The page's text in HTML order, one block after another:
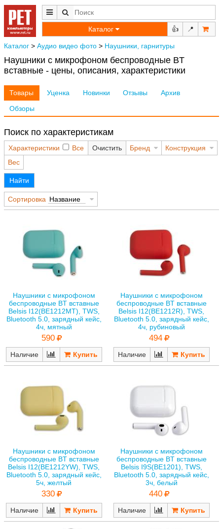
Каталог 👍 📍
Каталог > Аудио видео фото > Наушники, гарнитуры
Наушники с микрофоном беспроводные BT
вставные - цены, описания, характеристики
Товары Уценка Новинки Отзывы
Архив
Обзоры
Поиск по характеристикам
Характеристики Все Очистить Бренд
Конструкция
Вес
Найти
Сортировка Название
Наушники с микрофоном
беспроводные BT вставные
Belsis I12(BE1212MT), TWS,
Bluetooth 5.0, зарядный кейс,
4ч, мятный
590
Наличие
Наушники с микрофоном
беспроводные BT вставные
Belsis I12(BE1212R), TWS,
Bluetooth 5.0, зарядный кейс,
4ч, рубиновый
494
Наличие
Наушники с микрофоном
беспроводные BT вставные
Belsis I12(BE1212YW), TWS,
Bluetooth 5.0, зарядный кейс,
5ч, желтый
330
Наличие
Наушники с микрофоном
беспроводные BT вставные
Belsis I9S(BE1201), TWS,
Bluetooth 5.0, зарядный кейс,
3ч, белый
440
Наличие